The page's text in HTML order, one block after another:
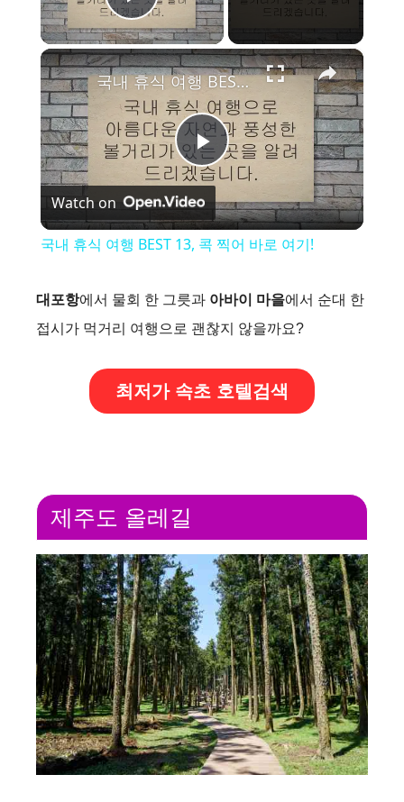
Play Video
×
P
l
y
V
d
e
o
국내 휴식 여행 BEST 13, 콕 찍어 바로 여기!
Watch on
국내 휴식 여행 BEST 13, 콕 찍어 바로 여기!
대포항에서 물회 한 그릇과 아바이 마을에서 순대 한
접시가 먹거리 여행으로 괜찮지 않을까요?
최저가 속초 호텔검색
제주도 올레길